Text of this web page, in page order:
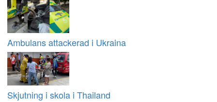
Ambulans attackerad i Ukraina
Skjutning i skola i Thailand